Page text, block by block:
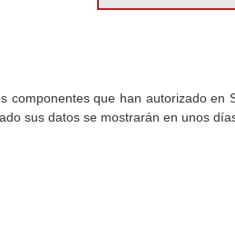
componentes que han autorizado
sus datos se mostrarán en unos